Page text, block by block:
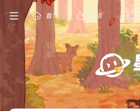
首页 热点